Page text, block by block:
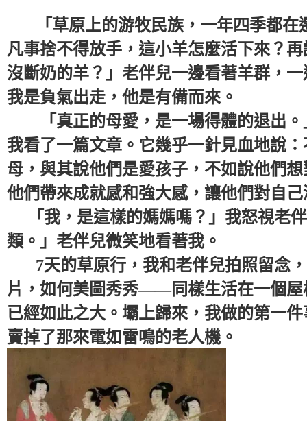
「草原上的游牧民族，一年四季都在
凡事捨不得放手，這小羊怎麼活下來？
沒斷奶的羊？」老伴兒一邊看著羊群，
我是負氣出走，他是有備而來。
「真正的母愛，是一場得體的退出。
我看了一篇文章。它幾乎一針見血地說
母，與其說他們是愛孩子，不如說他們
他們帶來成就感和強大感，讓他們對自
「我，是這樣的媽媽嗎？」我怒視老
類。」老伴兒微笑地看著我。
7天的草原行，我和老伴兒拍照留念
片，如何美圖秀秀——同樣生活在一個屋
已經如此之大。壩上歸來，我做的第一
賣掉了那來電如雷鳴的老人機。